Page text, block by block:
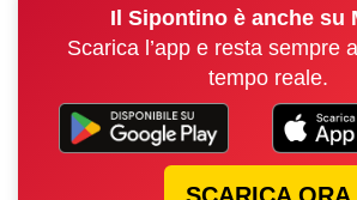
Il Sipontino è anche su
Scarica l’app e resta sempre
tempo reale.